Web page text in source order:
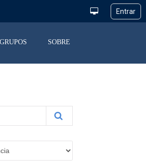
GRUPOS SOBRE